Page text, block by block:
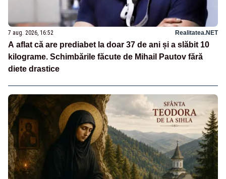
7 aug. 2026, 16:52 Realitatea.NET
A aflat că are prediabet la doar 37 de ani și a slăbit 10
kilograme. Schimbările făcute de Mihail Pautov fără
diete drastice